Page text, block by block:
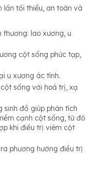
lấn tối thiểu, an toàn và
lao xương, u
cột sống phức tạp,
u xương ác tính.
sống với hoá trị, xạ
sinh đồ giúp phân tích
cạnh cột sống, từ đó
khi điều trị viêm cột
phương hướng điều trị